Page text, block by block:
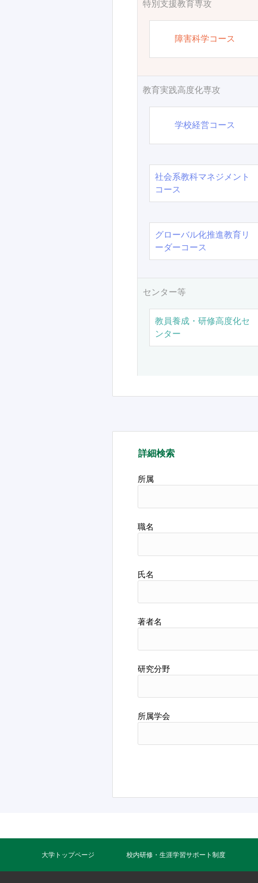
特別支援教育専攻
障害科学コース
教育実践高度化専攻
学校経営コース
社会系教科マネジメント
コース
グローバル化推進教育リ
ーダーコース
センター等
教員養成・研修高度化セ
ンター
詳細検索
所属
職名
氏名
著者名
研究分野
所属学会
大学トップページ 校内研修・生涯学習サポート制度